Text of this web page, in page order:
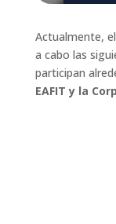
Actualmente,
a cabo las
participan
EAFIT y la